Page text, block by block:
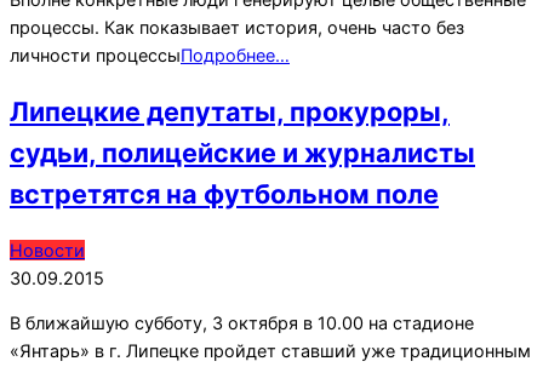
процессы. Как показывает история, очень часто без
личности процессыПодробнее…
Липецкие депутаты, прокуроры,
судьи, полицейские и журналисты
встретятся на футбольном поле
2015-
09-
Новости
30.09.2015
В ближайшую субботу, 3 октября в 10.00 на стадионе
«Янтарь» в г. Липецке пройдет ставший уже традиционным